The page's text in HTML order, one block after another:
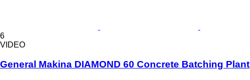
6
VIDEO
General Makina DIAMOND 60 Concrete Batching Plant